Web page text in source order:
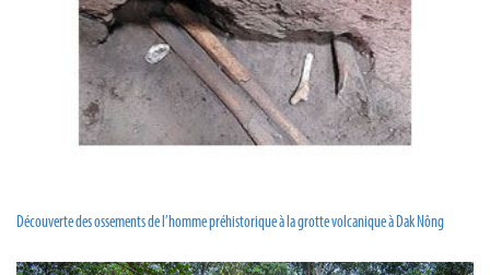
Découverte des ossements de l’homme préhistorique à la grotte volcanique à Dak Nông